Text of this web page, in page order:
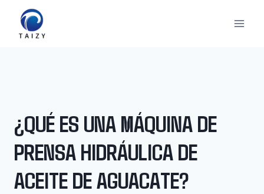
Saltar
contenido
¿QUÉ ES UNA MÁQUINA DE
PRENSA HIDRÁULICA DE
ACEITE DE AGUACATE?